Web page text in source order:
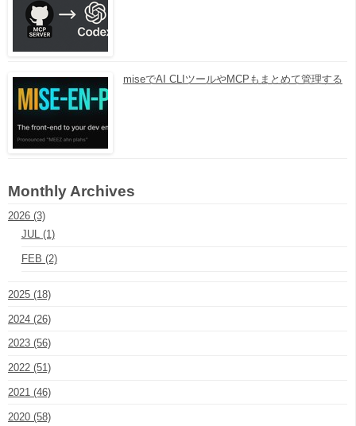
miseでAI CLIツールやMCPもまとめて管理する
Monthly Archives
2026 (3)
JUL (1)
FEB (2)
2025 (18)
2024 (26)
2023 (56)
2022 (51)
2021 (46)
2020 (58)